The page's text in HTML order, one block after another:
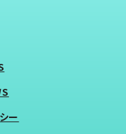
ー